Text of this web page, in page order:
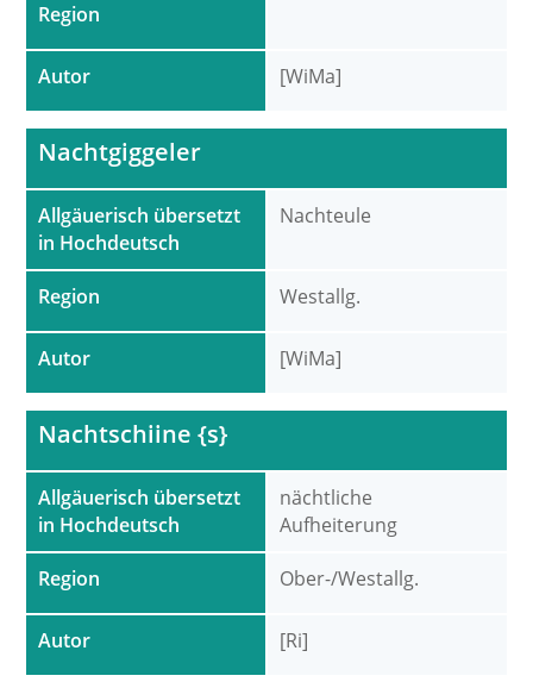
Region
Autor [WiMa]
Allgäuerisch übersetzt
in Hochdeutsch
Region
Autor
Nachtgiggeler
Nachteule
Westallg.
[WiMa]
Allgäuerisch übersetzt
in Hochdeutsch
Region
Autor
Nachtschiine {s}
nächtliche
Aufheiterung
Ober-/Westallg.
[Ri]